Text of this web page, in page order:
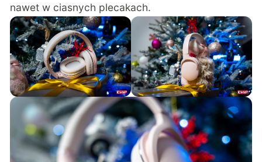
nawet w ciasnych plecakach.